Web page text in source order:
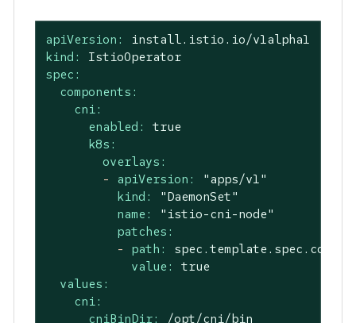
apiVersion:
install.istio.io/v1alpha1
kind:
IstioOperator
spec:
components:
cni:
enabled:
true
k8s:
overlays:
-
apiVersion:
"apps/v1"
kind:
"DaemonSet"
name:
"istio-cni-node"
patches:
-
path:
value:
true
values:
cni:
cniBinDir:
/opt/cni/bin